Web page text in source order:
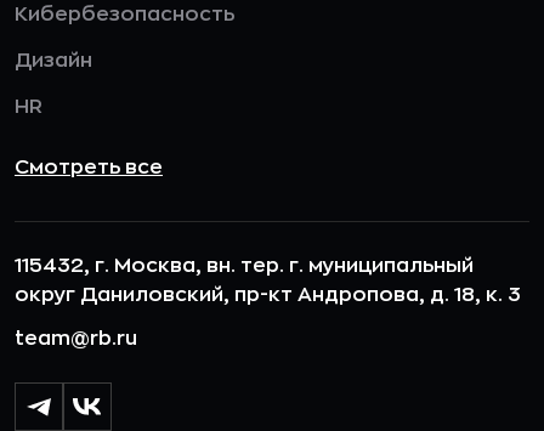
Кибербезопасность
Дизайн
HR
Смотреть все
115432, г. Москва, вн. тер. г. муниципальный
округ Даниловский, пр-кт Андропова, д. 18, к. 3
team@rb.ru